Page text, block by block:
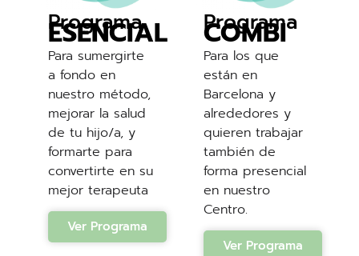
Programa
ESENCIAL
Para sumergirte
a fondo en
nuestro método,
mejorar la salud
de tu hijo/a, y
formarte para
convertirte en su
mejor terapeuta
Ver Programa
Programa
COMBI
Para los que
están en
Barcelona y
alrededores y
quieren trabajar
también de
forma presencial
en nuestro
Centro.
Ver Programa